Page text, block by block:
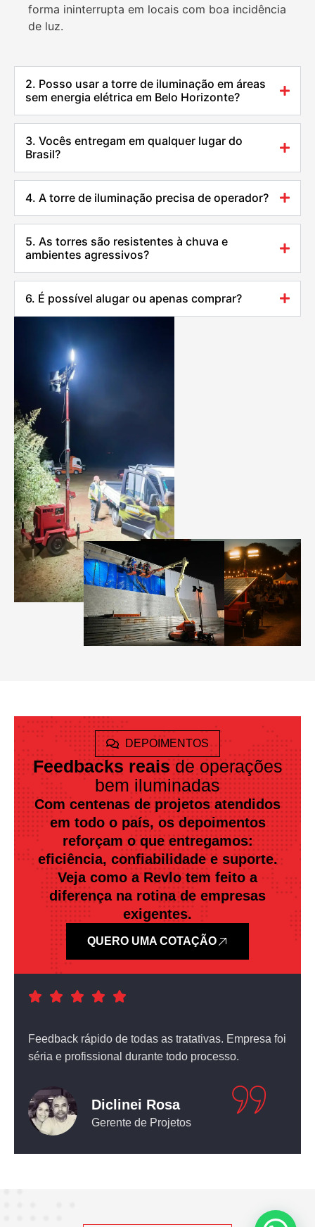
forma ininterrupta em locais com boa incidência
de luz.
2. Posso usar a torre de iluminação em áreas
sem energia elétrica em Belo Horizonte?
3. Vocês entregam em qualquer lugar do
Brasil?
4. A torre de iluminação precisa de operador?
5. As torres são resistentes à chuva e
ambientes agressivos?
6. É possível alugar ou apenas comprar?
DEPOIMENTOS
Feedbacks reaisde operações
bem iluminadas
Com centenas de projetos atendidos
em todo o país, os depoimentos
reforçam o que entregamos:
eficiência, confiabilidade e suporte.
Veja como a Revlo tem feito a
diferença na rotina de empresas
exigentes.
QUERO UMA COTAÇÃO
Atendimento nota dez! O equipamento que comprei
não deixou nada a desejar.
Leticia Pediconi
Engenheira Civil